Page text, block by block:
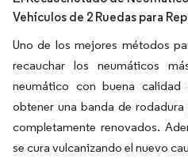
Vehículos de 2 Ruedas para
Uno de los mejores métodos
recauchar los neumáticos
neumático con buena calidad
obtener una banda de
completamente renovados.
se cura vulcanizando el nuevo